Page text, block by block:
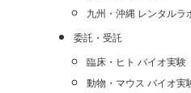
九州・沖縄 レンタルラ
委託・受託
臨床・ヒト バイオ実験
動物・マウス バイオ実